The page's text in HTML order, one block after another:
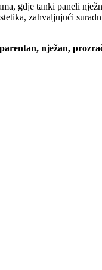
gdje tanki paneli
zahvaljujući
nježan,